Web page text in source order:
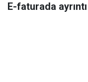
E-faturada